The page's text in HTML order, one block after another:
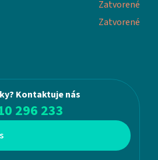
Zatvorené
Zatvorené
Kontaktuje nás
296 233